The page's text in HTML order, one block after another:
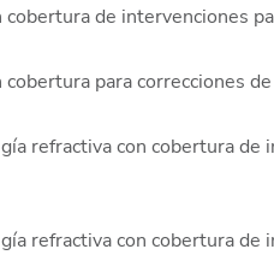
de intervenciones
para correcciones
refractiva con cobertura de
refractiva con cobertura de